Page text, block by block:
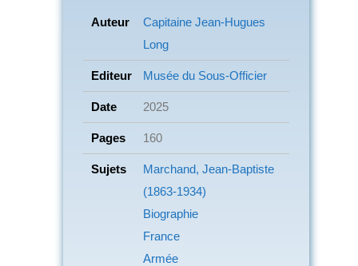
Auteur
Capitaine Jean-Hugues
Long
Editeur Musée du Sous-Officier
Date 2025
Pages 160
Sujets
Marchand, Jean-Baptiste
(1863-1934)
Biographie
France
Armée